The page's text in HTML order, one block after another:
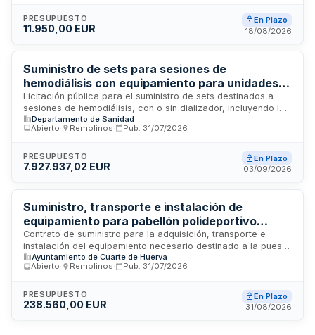
membranas de éster de celulosa y placas petridish. La
entrega se realizará en las sedes de Zaragoza, Huesca y
PRESUPUESTO
11.950,00 EUR
En Plazo
18/08/2026
Suministro de sets para sesiones de
hemodiálisis con equipamiento para unidades
de diálisis del Servicio Aragonés de Salud
Licitación pública para el suministro de sets destinados a
sesiones de hemodiálisis, con o sin dializador, incluyendo la
dotación completa de equipos necesarios para el
funcionamiento de las unidades de diálisis adscritas a los
Salud. El procedimiento es abierto con varios criterios de
adjudicación, permitiendo licitar por lotes y sublotes según lo
contratante es la Comunidad Autónoma de Aragón, a través
del órgano de contratación delegado en el Gerente de
Sector, siendo gestor del contrato el Hospital Clínico
Universitario Lozano Blesa de Zaragoza.
Departamento de Sanidad
Abierto
Remolinos Pub. 31/07/2026
PRESUPUESTO
7.927.937,02 EUR
En Plazo
03/09/2026
Suministro, transporte e instalación de
equipamiento para pabellón polideportivo
municipal
Contrato de suministro para la adquisición, transporte e
instalación del equipamiento necesario destinado a la puesta
en servicio de un nuevo pabellón polideportivo municipal
ubicado en construcción. El contrato se estructura en dos
incluyendo taquillas y bancos con percha; el segundo abarca
equipamiento para terrenos de juego, canchas y salas de
Ayuntamiento de Cuarte de Huerva
Abierto
Remolinos Pub. 31/07/2026
PRESUPUESTO
238.560,00 EUR
En Plazo
31/08/2026